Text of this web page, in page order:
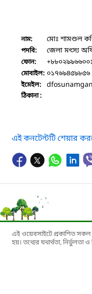
নাম: মোঃ শামশুল
পদবি: জেলা মৎস্য
ফোন:
মোবাইল: ০১৭৬৯৪৫৯৮৫৬
ইমেইল:
ঠিকানা :
এই কনটেন্টটি শেয়ার
এই ওয়েবসাইটে প্রকাশিত সকল
হয়। তথ্যের যথার্থতা, নির্ভুলতা ও